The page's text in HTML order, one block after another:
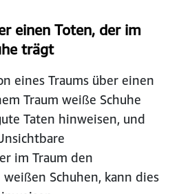
einen Toten, der im
trägt
eines Traums über einen
Traum weiße Schuhe
Taten hinweisen, und
im Traum den
Schuhen, kann dies